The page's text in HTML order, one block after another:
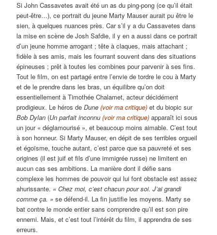
Si John Cassavetes avait été un as du ping-pong (ce qu’il était
peut-être…), ce portrait du jeune Marty Mauser aurait pu être le
sien, à quelques nuances près. Car s’il y a du Cassavetes dans
la mise en scène de Josh Safdie, il y en a aussi dans ce portrait
d’un jeune homme arrogant ; tête à claques, mais attachant ;
fidèle à ses amis, mais les fourrant souvent dans des situations
épineuses ; prêt à toutes les combines pour parvenir à ses fins.
Tout le film, on est partagé entre l’envie de tordre le cou à Marty
et de le prendre dans les bras, un équilibre qu’on doit
essentiellement à Timothée Chalamet, acteur décidément
prodigieux. Le héros deDune (voir ma critique) et du biopic sur
Bob Dylan (Un parfait inconnu (voir ma critique) apparaît ici sous
un jour « déglamourisé », et beaucoup moins aimable. C’est tout
à son honneur. Si Marty Mauser, en dépit de ses terribles orgueil
et égoïsme, touche autant, c’est parce que sa pauvreté et ses
origines (il est juif et fils d’une immigrée russe) ne limitent en
aucun cas ses ambitions. La manière dont il défie sans
complexe les hommes de pouvoir qui lui font obstacle est assez
ahurissante. « Chez moi, c’est chacun pour soi. J’ai grandi
comme ça. »se défend-il. La fin justifie les moyens. Marty se
bat contre le monde entier sans comprendre qu’il est son pire
ennemi. Mais, et c’est tout l’intérêt du film, il apprendra de ses
erreurs.